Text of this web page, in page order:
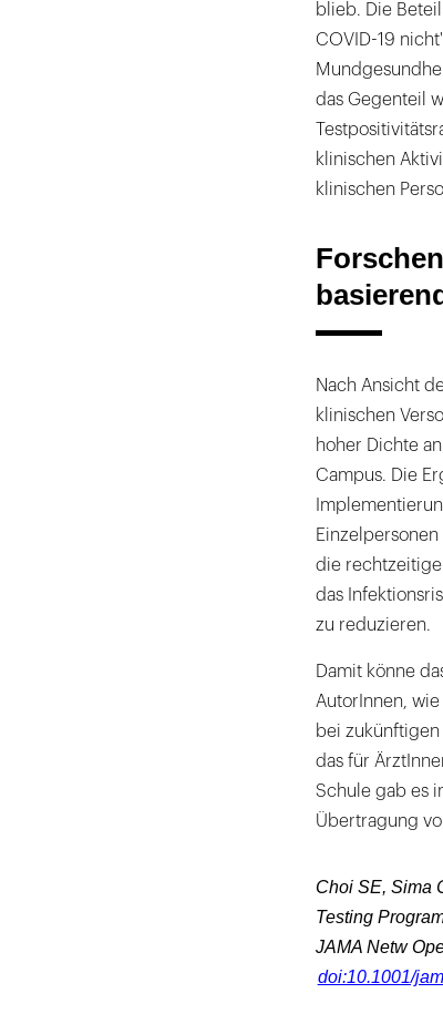
blieb. Die
COVID-19
das Gegenteil
klinischen
klinischen
Nach Ansicht
klinischen
hoher Dichte
Campus. Die
die rechtzeitige
das
zu reduzieren.
Damit könne
AutorInnen,
bei
das für
Schule gab es
Übertragung
Choi SE, Sima
Testing
JAMA Netw
doi:10.1001/